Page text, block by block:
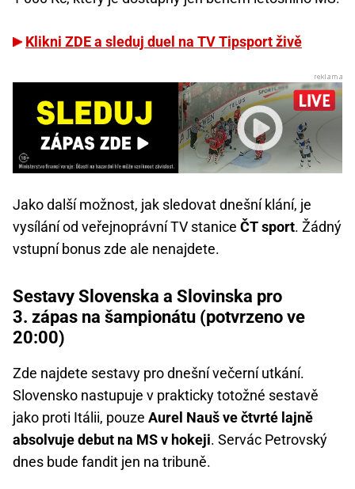
Klikni ZDE a sleduj duel na TV Tipsport živě
Jako další možnost, jak sledovat dnešní klání, je
vysílání od veřejnoprávní TV stanice ČT sport. Žádný
vstupní bonus zde ale nenajdete.
Sestavy Slovenska a Slovinska pro
3. zápas na šampionátu (potvrzeno ve
20:00)
Zde najdete sestavy pro dnešní večerní utkání.
Slovensko nastupuje v prakticky totožné sestavě
jako proti Itálii, pouze Aurel Nauš ve čtvrté lajně
absolvuje debut na MS v hokeji. Servác Petrovský
dnes bude fandit jen na tribuně.